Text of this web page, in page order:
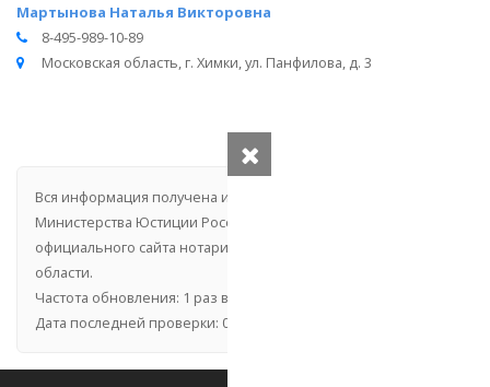
Мартынова Наталья Викторовна
8-495-989-10-89
Московская область, г. Химки, ул. Панфилова, д. 3
Вся информация получена из открытого реестра
Министерства Юстиции Российской Федерации и с
официального сайта нотариальной палаты Московской
области.
Частота обновления: 1 раз в неделю.
Дата последней проверки: 03.08.2026